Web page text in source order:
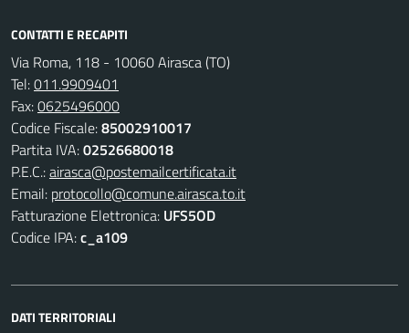
CONTATTI E RECAPITI
Via Roma, 118 - 10060 Airasca (TO)
Tel:011.9909401
Fax:0625496000
Codice Fiscale:85002910017
Partita IVA:02526680018
P.E.C.:airasca@postemailcertificata.it
Email: protocollo@comune.airasca.to.it
Fatturazione Elettronica: UFS5OD
Codice IPA:c_a109
DATI TERRITORIALI